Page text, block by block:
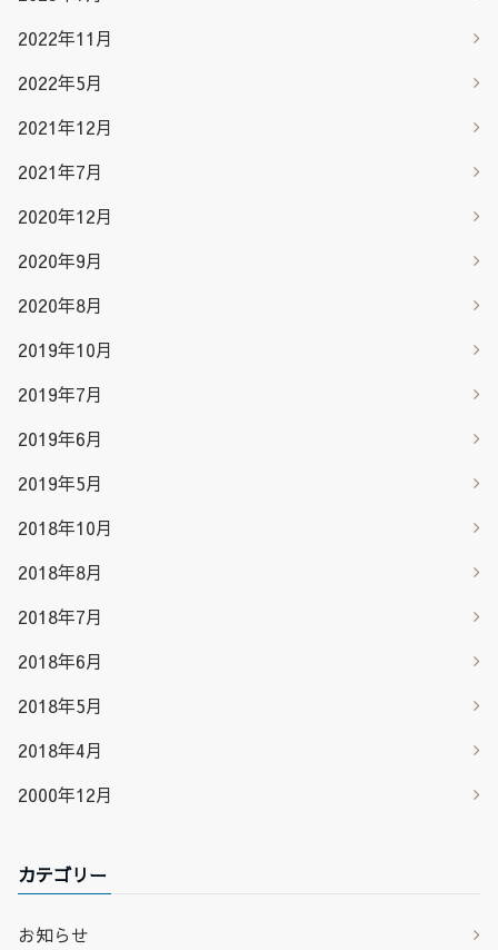
2022年11月
2022年5月
2021年12月
2021年7月
2020年12月
2020年9月
2020年8月
2019年10月
2019年7月
2019年6月
2019年5月
2018年10月
2018年8月
2018年7月
2018年6月
2018年5月
2018年4月
2000年12月
カテゴリー
お知らせ